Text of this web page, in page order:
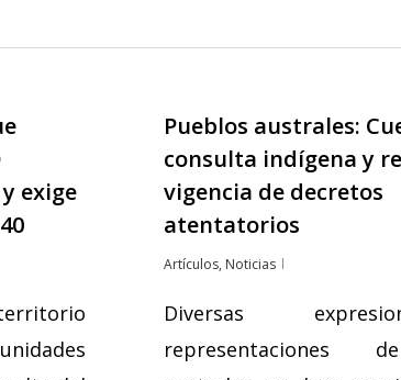
exige
Pueblos australes:
consulta indígena y
vigencia de decretos
atentatorios
Artículos, Noticias
Diversas
representaciones